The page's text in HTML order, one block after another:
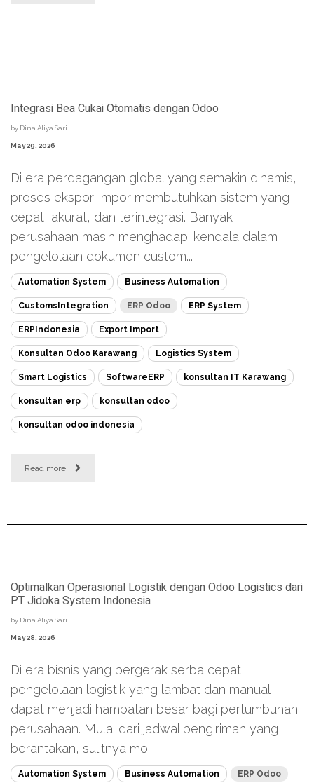
Integrasi Bea Cukai Otomatis dengan Odoo
by Dina Aliya Sari
May 29, 2026
Di era perdagangan global yang semakin dinamis,
proses ekspor-impor membutuhkan sistem yang
cepat, akurat, dan terintegrasi. Banyak
perusahaan masih menghadapi kendala dalam
pengelolaan dokumen custom...
Automation System Business Automation
CustomsIntegration ERP Odoo ERP System
ERPIndonesia Export Import
Konsultan Odoo Karawang Logistics System
Smart Logistics SoftwareERP konsultan IT Karawang
konsultan erp konsultan odoo
konsultan odoo indonesia
Read more
Optimalkan Operasional Logistik dengan Odoo Logistics dari
PT Jidoka System Indonesia
by Dina Aliya Sari
May 28, 2026
Di era bisnis yang bergerak serba cepat,
pengelolaan logistik yang lambat dan manual
dapat menjadi hambatan besar bagi pertumbuhan
perusahaan. Mulai dari jadwal pengiriman yang
berantakan, sulitnya mo...
Automation System Business Automation ERP Odoo